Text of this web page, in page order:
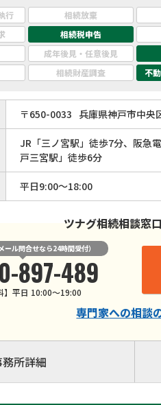
行 相続放棄
相続税申告
成年後見・任意後見
相続財産調査 不
〒650-0033 兵庫県神戸市中央
JR「三ノ宮駅」徒歩7分、阪急
戸三宮駅」徒歩6分
平日9:00～18:00
ツナグ相続相談窓
ール問合せなら24時間受付）
897-489
】平日 10:00～19:00
専門家への相談
所詳細